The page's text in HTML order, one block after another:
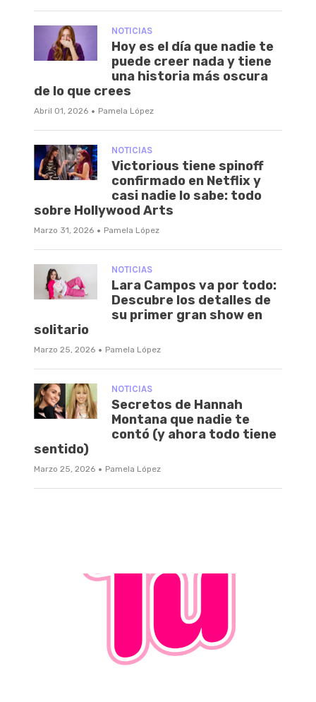
NOTICIAS
Hoy es el día que nadie te
puede creer nada y tiene
una historia más oscura
de lo que crees
Abril 01, 2026 · Pamela López
NOTICIAS
Victorious tiene spinoff
confirmado en Netflix y
casi nadie lo sabe: todo
sobre Hollywood Arts
Marzo 31, 2026 · Pamela López
NOTICIAS
Lara Campos va por todo:
Descubre los detalles de
su primer gran show en
solitario
Marzo 25, 2026 · Pamela López
NOTICIAS
Secretos de Hannah
Montana que nadie te
contó (y ahora todo tiene
sentido)
Marzo 25, 2026 · Pamela López